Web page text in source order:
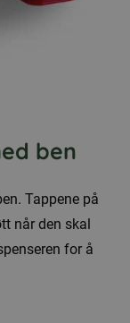
ben
Tappene på
når den skal
for å